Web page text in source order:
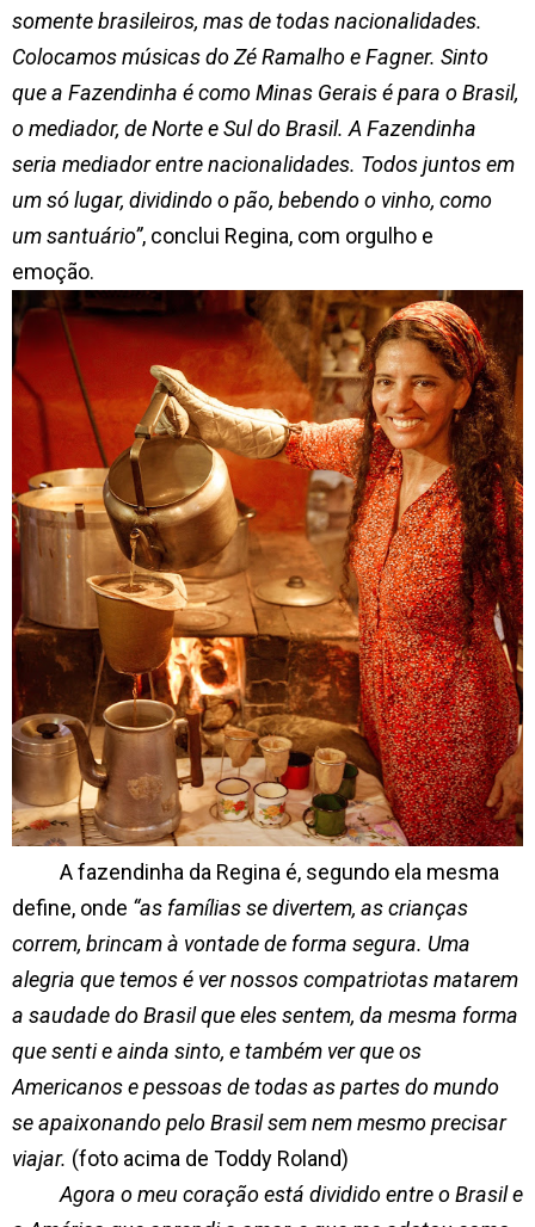
somente brasileiros, mas de todas nacionalidades.
Colocamos músicas do Zé Ramalho e Fagner. Sinto
que a Fazendinha é como Minas Gerais é para o Brasil,
o mediador, de Norte e Sul do Brasil. A Fazendinha
seria mediador entre nacionalidades. Todos juntos em
um só lugar, dividindo o pão, bebendo o vinho, como
um santuário”, conclui Regina, com orgulho e
emoção.
A fazendinha da Regina é, segundo ela mesma
define, onde “as famílias se divertem, as crianças
correm, brincam à vontade de forma segura. Uma
alegria que temos é ver nossos compatriotas matarem
a saudade do Brasil que eles sentem, da mesma forma
que senti e ainda sinto, e também ver que os
Americanos e pessoas de todas as partes do mundo
se apaixonando pelo Brasil sem nem mesmo precisar
viajar. (foto acima de Toddy Roland)
Agora o meu coração está dividido entre o Brasil e